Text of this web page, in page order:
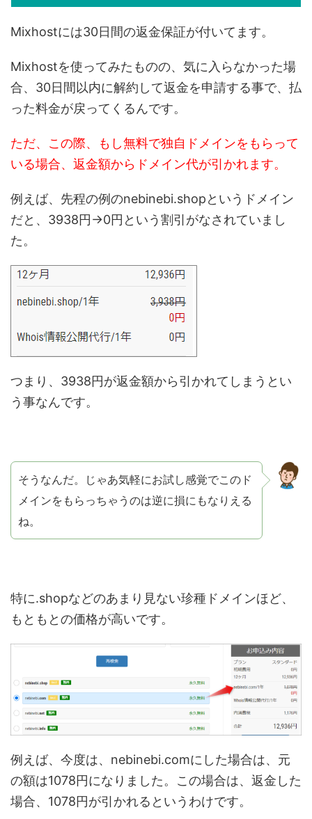
Mixhostには30日間の返金保証が付いてます。
Mixhostを使ってみたものの、気に入らなかった場
合、30日間以内に解約して返金を申請する事で、払
った料金が戻ってくるんです。
ただ、この際、もし無料で独自ドメインをもらって
いる場合、返金額からドメイン代が引かれます。
例えば、先程の例のnebinebi.shopというドメイン
だと、3938円→0円という割引がなされていまし
た。
つまり、3938円が返金額から引かれてしまうとい
う事なんです。
そうなんだ。じゃあ気軽にお試し感覚でこのド
メインをもらっちゃうのは逆に損にもなりえる
ね。
特に.shopなどのあまり見ない珍種ドメインほど、
もともとの価格が高いです。
例えば、今度は、nebinebi.comにした場合は、元
の額は1078円になりました。この場合は、返金した
場合、1078円が引かれるというわけです。